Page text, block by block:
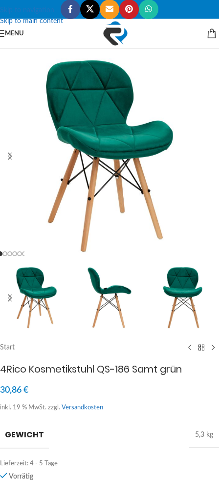
Skip to navigation
Skip to main content
MENU
Start
4Rico Kosmetikstuhl QS-186 Samt grün
30,86 €
inkl. 19 % MwSt. zzgl. Versandkosten
GEWICHT 5,3 kg
Lieferzeit: 4 - 5 Tage
Vorrätig